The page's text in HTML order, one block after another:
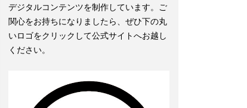
デジタルコンテンツを制作しています。ご
関心をお持ちになりましたら、ぜひ下の丸
いロゴをクリックして公式サイトへお越し
ください。